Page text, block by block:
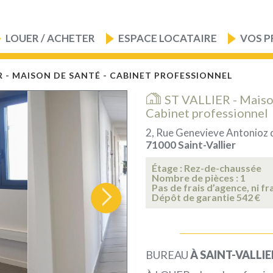
LOUER / ACHETER ESPACE LOCATAIRE VOS
- MAISON DE SANTÉ - CABINET PROFESSIONNEL
ST VALLIER -
Cabinet professionnel
2, Rue Genevieve Antonioz
71000 Saint-Vallier
Étage : Rez-de-chaussée
Nombre de pièces : 1
Pas de frais d’agence, ni
Dépôt de garantie 542 €
BUREAUÀ SAINT-